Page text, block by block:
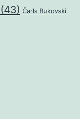
(43) Čarls Bukovski